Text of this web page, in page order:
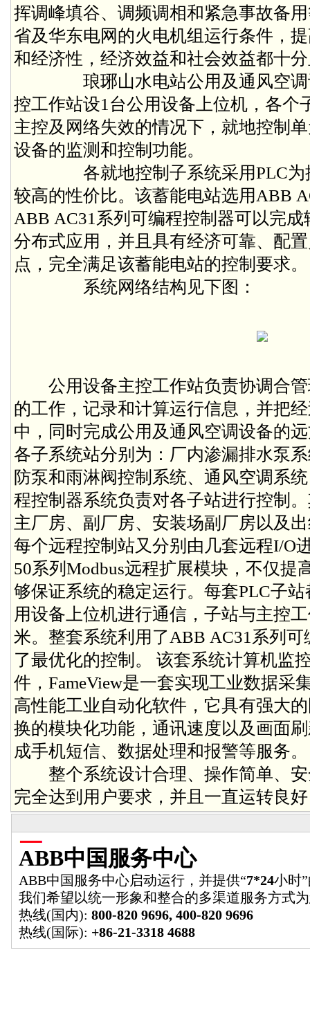
挥调峰填谷、调频调相和紧急事故备
省及华东电网的火电机组运行条件，
和经济性，经济效益和社会效益都十
琅琊山水电站公用及通风空调设
控工作站设1台公用设备上位机，各个
主控及网络失效的情况下，就地控制
设备的监测和控制功能。
各就地控制子系统采用PLC为控
较高的性价比。该蓄能电站选用ABB
ABB AC31系列可编程控制器可以完
分布式应用，并且具有经济可靠、配
点，完全满足该蓄能电站的控制要求
系统网络结构见下图：
公用设备主控工作站负责协调合管
的工作，记录和计算运行信息，并把
中，同时完成公用及通风空调设备的
各子系统站分别为：厂内渗漏排水泵
防泵和雨淋阀控制系统、通风空调系
程控制器系统负责对各子站进行控制
主厂房、副厂房、安装场副厂房以及
每个远程控制站又分别由几套远程I/O
50系列Modbus远程扩展模块，不仅提
够保证系统的稳定运行。每套PLC子
用设备上位机进行通信，子站与主控
米。整套系统利用了ABB AC31系列
了最优化的控制。 该套系统计算机监
件，FameView是一套实现工业数据采
高性能工业自动化软件，它具有强大
换的模块化功能，通讯速度以及画面
成手机短信、数据处理和报警等服务
整个系统设计合理、操作简单、安
完全达到用户要求，并且一直运转良
ABB中国服务中心
ABB中国服务中心启动运行，并提供“7*24小时
我们希望以统一形象和整合的多渠道服务方式
热线(国内): 800-820 9696, 400-820 9696
热线(国际): +86-21-3318 4688